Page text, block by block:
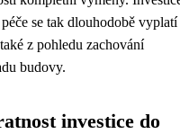
se tak dlouhodobě vyplatí
z pohledu zachování
budovy.
investice do